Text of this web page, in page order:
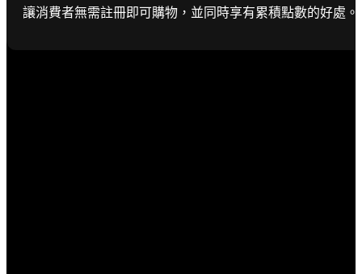
讓消費者無需註冊即可購物，並同時享有累積點數的好處。